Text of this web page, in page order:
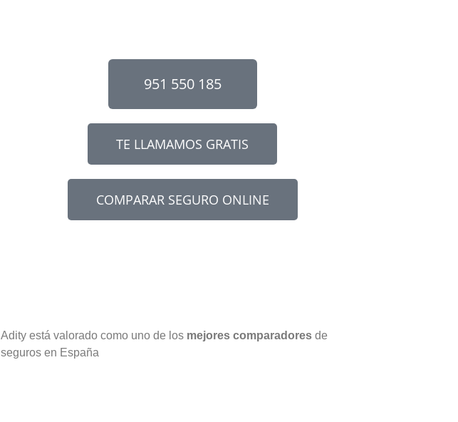
951 550 185
TE LLAMAMOS GRATIS
COMPARAR SEGURO ONLINE
Adity está valorado como uno de los mejores comparadores de
seguros en España